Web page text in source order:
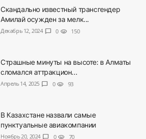
Скандально известный трансгендер
Амилай осужден за мелк...
Декабрь 12, 2024 chat_bubble 0 visibility 150
Страшные минуты на высоте: в Алматы
сломался аттракцион...
Апрель 14, 2025 chat_bubble 0 visibility 93
В Казахстане назвали самые
пунктуальные авиакомпании
Ноябрь 20, 2024 chat_bubble 0 visibility 70